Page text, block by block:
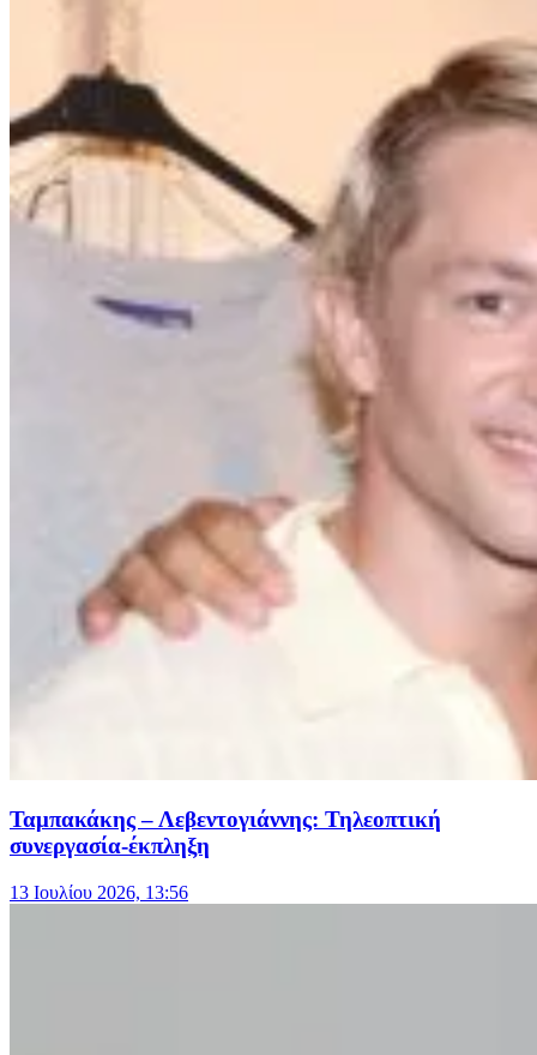
Ταμπακάκης – Λεβεντογιάννης: Τηλεοπτική
συνεργασία-έκπληξη
13 Ιουλίου 2026, 13:56